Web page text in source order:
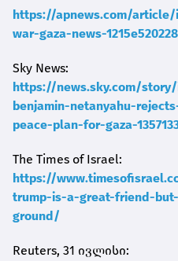
https://apnews.com/
war-gaza-news-
Sky News:
https://news.sky.com/
benjamin-netanyahu-
peace-plan-for-gaza-
The Times of Israel:
https://
trump-is-a-great-friend-
ground/
Reuters, 31 ივლისი: